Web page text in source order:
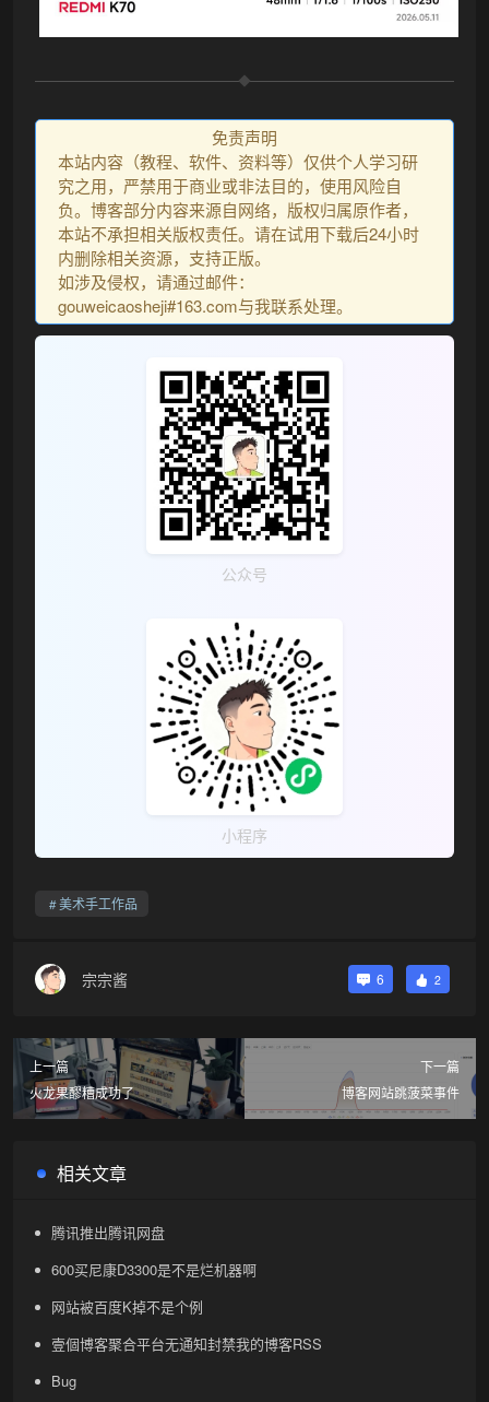
免责声明
本站内容（教程、软件、资料等）仅供个人学习研
究之用，严禁用于商业或非法目的，使用风险自
负。博客部分内容来源自网络，版权归属原作者，
本站不承担相关版权责任。请在试用下载后24小时
内删除相关资源，支持正版。
如涉及侵权，请通过邮件：
gouweicaosheji#163.com与我联系处理。
公众号
小程序
美术手工作品
宗宗酱 6 2
上一篇
火龙果醪糟成功了
下一篇
博客网站跳菠菜事件
相关文章
腾讯推出腾讯网盘
600买尼康D3300是不是烂机器啊
网站被百度K掉不是个例
壹個博客聚合平台无通知封禁我的博客RSS
Bug